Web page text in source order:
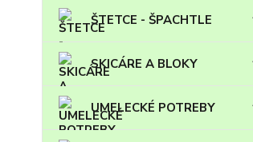
ŠTETCE - ŠPACHTLE
SKICÁRE A BLOKY
UMELECKÉ POTREBY